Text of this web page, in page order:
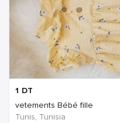
1 DT
vetements Bébé fille
Tunis, Tunisia